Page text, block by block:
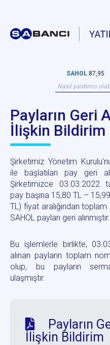
SAHOL 87,95
Payların Geri
İlişkin Bildirim
Şirketimiz Yönetim
ile başlatılan pay geri
Şirketimizce 03.03.2022
pay başına 15,80 TL –
TL) fiyat aralığından
SAHOL payları geri alınmıştır.
Bu işlemlerle birlikte,
alınan payların toplam
olup, bu payların
ulaşmıştır.
Payların
İlişkin Bildirim